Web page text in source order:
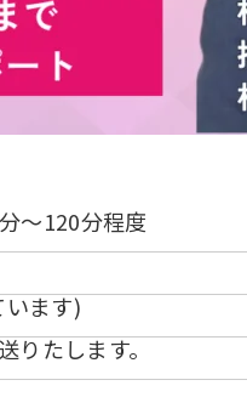
～120分程度
ます)
りたします。